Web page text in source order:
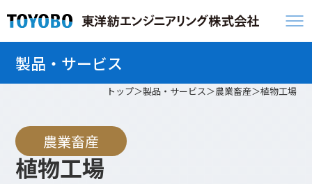
製品・サービス
トップ 製品・サービス 農業畜産 植物工場
農業畜産
植物工場